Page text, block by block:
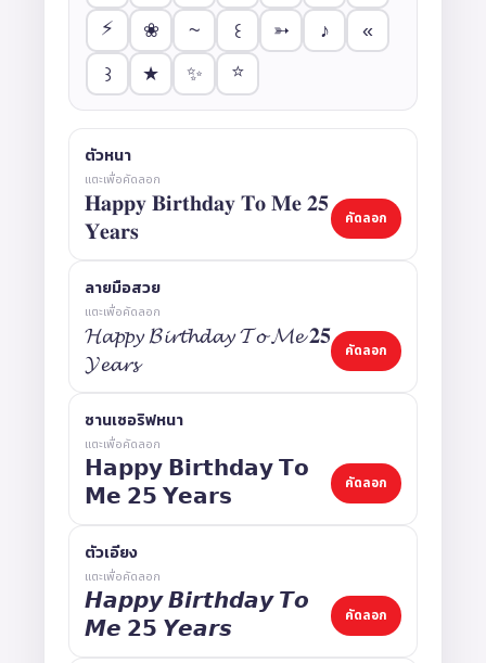
⚡
❀ ~ ꒰ ➳ ♪ «
꒱ ★ ✨ ⭐
ตัวหนา
แตะเพื่อคัดลอก
𝐇𝐚𝐩𝐩𝐲 𝐁𝐢𝐫𝐭𝐡𝐝𝐚𝐲 𝐓𝐨 𝐌𝐞 𝟐𝟓
𝐘𝐞𝐚𝐫𝐬
คัดลอก
ลายมือสวย
แตะเพื่อคัดลอก
𝓗𝓪𝓹𝓹𝔂 𝓑𝓲𝓻𝓽𝓱𝓭𝓪𝔂 𝓣𝓸 𝓜𝓮 𝟐𝟓
𝓨𝓮𝓪𝓻𝓼
คัดลอก
ซานเซอริฟหนา
แตะเพื่อคัดลอก
𝗛𝗮𝗽𝗽𝘆 𝗕𝗶𝗿𝘁𝗵𝗱𝗮𝘆 𝗧𝗼
𝗠𝗲 𝟮𝟱 𝗬𝗲𝗮𝗿𝘀
คัดลอก
ตัวเอียง
แตะเพื่อคัดลอก
𝙃𝙖𝙥𝙥𝙮 𝘽𝙞𝙧𝙩𝙝𝙙𝙖𝙮 𝙏𝙤
𝙈𝙚 𝟮𝟱 𝙔𝙚𝙖𝙧𝙨
คัดลอก